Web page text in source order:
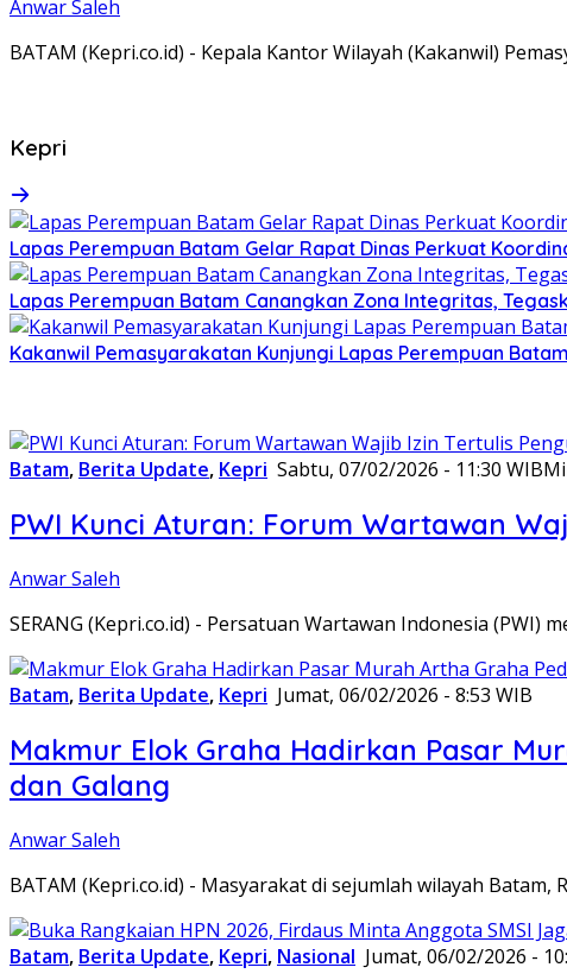
Anwar Saleh
BATAM (Kepri.co.id) - Kepala Kantor Wilayah (Kakanwil)
Kepri
Lapas Perempuan Batam Gelar Rapat Dinas Perkuat
Lapas Perempuan Batam Canangkan Zona Integritas,
Kakanwil Pemasyarakatan Kunjungi Lapas Perempuan
Batam, Berita Update, Kepri Sabtu, 07/02/2026 - 11:30 WIB
PWI Kunci Aturan: Forum Wartawan
Anwar Saleh
SERANG (Kepri.co.id) - Persatuan Wartawan Indonesia
Batam, Berita Update, Kepri Jumat, 06/02/2026 - 8:53 WIB
Makmur Elok Graha Hadirkan Pasar
dan Galang
Anwar Saleh
BATAM (Kepri.co.id) - Masyarakat di sejumlah wilayah
Batam, Berita Update, Kepri, Nasional Jumat, 06/02/2026 -